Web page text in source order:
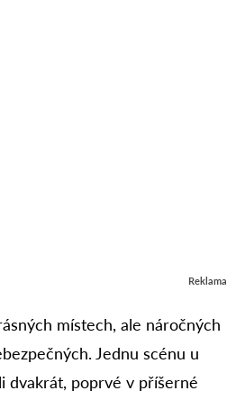
Reklama
místech, ale náročných
Jednu scénu u
dvakrát, poprvé v příšerné